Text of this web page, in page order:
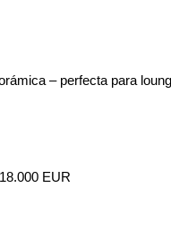
– perfecta para
EUR